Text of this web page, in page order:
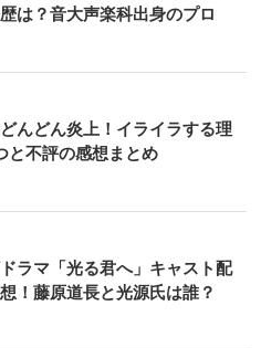
は？音大声楽科出身のプロ
んどん炎上！イライラする理
と不評の感想まとめ
ラマ「光る君へ」キャスト配
！藤原道長と光源氏は誰？